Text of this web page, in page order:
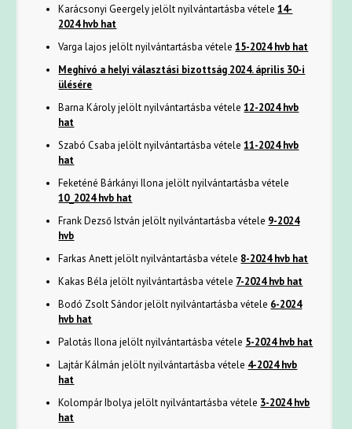
Karácsonyi Geergely jelölt nyilvántartásba vétele14-
2024 hvb hat
Varga lajos jelölt nyilvántartásba vétele15-2024 hvb hat
Meghívó a helyi választási bizottság 2024. április 30-i
ülésére
Barna Károly jelölt nyilvántartásba vétele12-2024 hvb
hat
Szabó Csaba jelölt nyilvántartásba vétele11-2024 hvb
hat
Feketéné Bárkányi Ilona jelölt nyilvántartásba vétele
10_2024 hvb hat
Frank Dezső István jelölt nyilvántartásba vétele 9-2024
hvb
Farkas Anett jelölt nyilvántartásba vétele 8-2024 hvb hat
Kakas Béla jelölt nyilvántartásba vétele 7-2024 hvb hat
Bodó Zsolt Sándor jelölt nyilvántartásba vétele 6-2024
hvb hat
Palotás Ilona jelölt nyilvántartásba vétele 5-2024 hvb hat
Lajtár Kálmán jelölt nyilvántartásba vétele 4-2024 hvb
hat
Kolompár Ibolya jelölt nyilvántartásba vétele 3-2024 hvb
hat